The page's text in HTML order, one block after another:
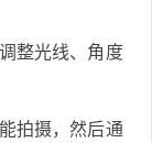
整光线、角度
拍摄，然后通